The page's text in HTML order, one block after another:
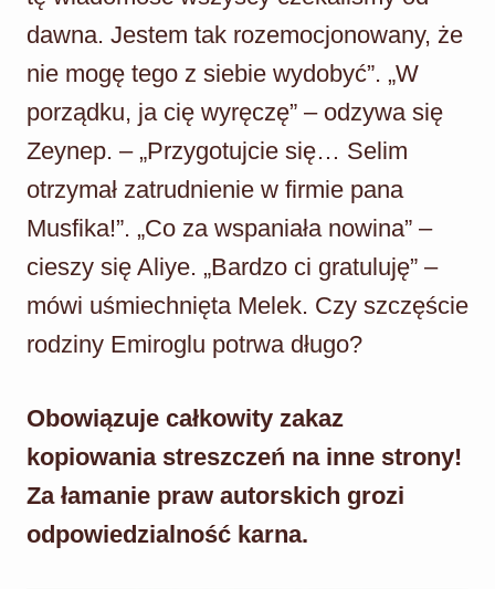
dawna. Jestem tak rozemocjonowany, że
nie mogę tego z siebie wydobyć”. „W
porządku, ja cię wyręczę” – odzywa się
Zeynep. – „Przygotujcie się… Selim
otrzymał zatrudnienie w firmie pana
Musfika!”. „Co za wspaniała nowina” –
cieszy się Aliye. „Bardzo ci gratuluję” –
mówi uśmiechnięta Melek. Czy szczęście
rodziny Emiroglu potrwa długo?
Obowiązuje całkowity zakaz
kopiowania streszczeń na inne strony!
Za łamanie praw autorskich grozi
odpowiedzialność karna.